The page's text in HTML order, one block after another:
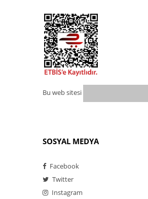
Bu web sitesi
SOSYAL MEDYA
Facebook
Twitter
Instagram